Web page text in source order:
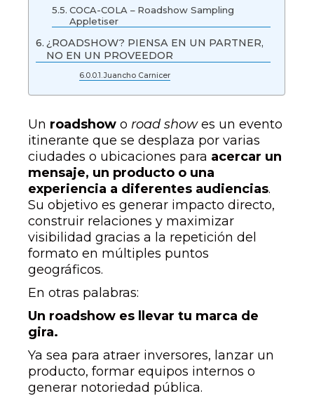
COCA-COLA – Roadshow Sampling
Appletiser
¿ROADSHOW? PIENSA EN UN PARTNER,
NO EN UN PROVEEDOR
Juancho Carnicer
Un roadshow o road showes un evento
itinerante que se desplaza por varias
ciudades o ubicaciones para acercar un
mensaje, un producto o una
experiencia a diferentes audiencias.
Su objetivo es generar impacto directo,
construir relaciones y maximizar
visibilidad gracias a la repetición del
formato en múltiples puntos
geográficos.
En otras palabras:
Un roadshow es llevar tu marca de
gira.
Ya sea para atraer inversores, lanzar un
producto, formar equipos internos o
generar notoriedad pública.